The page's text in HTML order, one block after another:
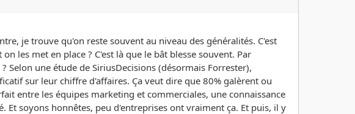
je trouve qu'on reste souvent au niveau des généralités. C'est
les met en place ? C'est là que le bât blesse souvent. Par
une étude de SiriusDecisions (désormais Forrester),
sur leur chiffre d'affaires. Ça veut dire que 80% galèrent ou
entre les équipes marketing et commerciales, une connaissance
soyons honnêtes, peu d'entreprises ont vraiment ça. Et puis, il y